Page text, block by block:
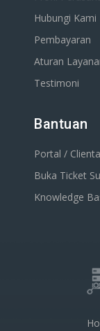
Hubungi Kami
Pembayaran
Aturan
Testimoni
Bantuan
Portal /
Buka Ticket
Knowledge